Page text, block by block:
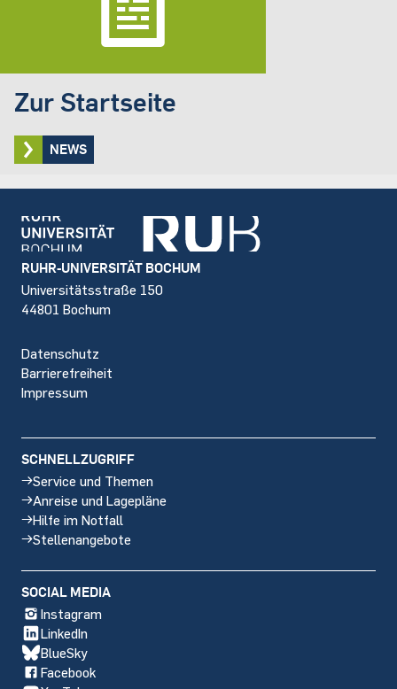
Zur Startseite
NEWS
Footer
RUHR-UNIVERSITÄT BOCHUM
Universitätsstraße 150
44801 Bochum
Datenschutz
Barrierefreiheit
Impressum
SCHNELLZUGRIFF
Service und Themen
Anreise und Lagepläne
Hilfe im Notfall
Stellenangebote
SOCIAL MEDIA
Instagram
LinkedIn
BlueSky
Facebook